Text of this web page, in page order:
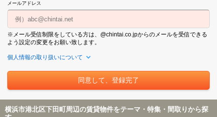
メールアドレス
※メール受信制限をしている方は、@chintai.co.jpからのメールを受信できる
よう設定の変更をお願い致します。
個人情報の取り扱いについて
横浜市港北区下田町周辺の賃貸物件をテーマ・特集・間取りから探